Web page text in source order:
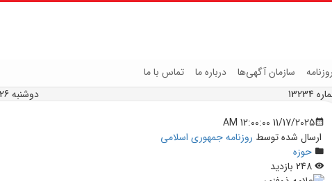
سازمان آگهی‌ها درباره ما تماس با ما
13234
دوشنبه 1404/08/26
11/17/2025 12:00:00 AM
ارسال شده توسط روزنامه جمهوری اسلامی
حوزه